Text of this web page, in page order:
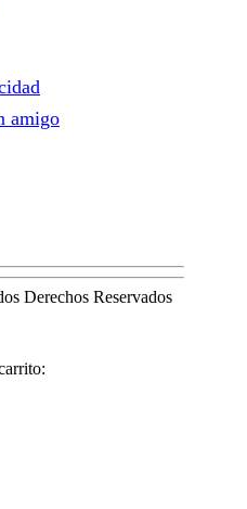
amigo
Derechos Reservados